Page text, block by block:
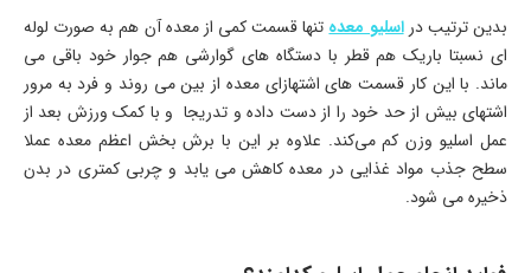
بدین ترتیب دراسلیو معدهتنها قسمت کمی از معده آن هم به صورت لوله
ای نسبتا باریک هم قطر با دستگاه ‌های گوارشی هم جوار خود باقی می
ماند. با این کار قسمت های اشتها‌زای معده از بین می روند و فرد به مرور
اشتهای بیش از حد خود را از دست داده و تدریجا و با کمک ورزش بعد از
عمل اسلیو وزن کم می‌کند. علاوه بر این با برش بخش اعظم معده عملا
سطح جذب مواد غذایی در معده کاهش می یابد و چربی کمتری در بدن
ذخیره می شود.